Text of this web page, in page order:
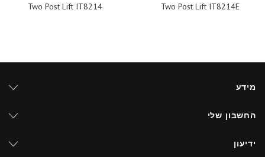
Two Post Lift IT8214 Two Post Lift IT8214E
מידע
החשבון שלי
ידיעון